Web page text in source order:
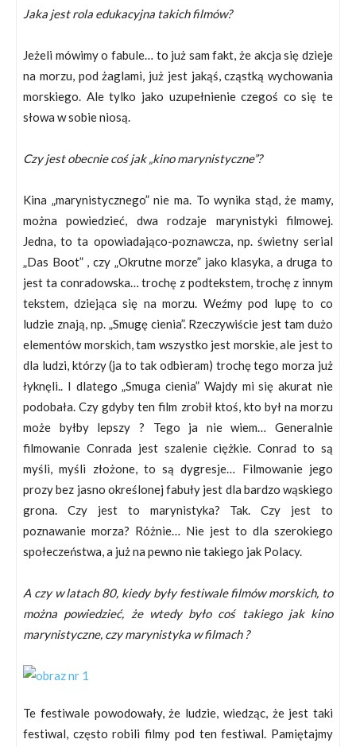
Jaka jest rola edukacyjna takich filmów?
Jeżeli mówimy o fabule… to już sam fakt, że akcja się dzieje
na morzu, pod żaglami, już jest jakąś, cząstką wychowania
morskiego. Ale tylko jako uzupełnienie czegoś co się te
słowa w sobie niosą.
Czy jest obecnie coś jak „kino marynistyczne”?
Kina „marynistycznego” nie ma. To wynika stąd, że mamy,
można powiedzieć, dwa rodzaje marynistyki filmowej.
Jedna, to ta opowiadająco-poznawcza, np. świetny serial
„Das Boot” , czy „Okrutne morze” jako klasyka, a druga to
jest ta conradowska… trochę z podtekstem, trochę z innym
tekstem, dziejąca się na morzu. Weźmy pod lupę to co
ludzie znają, np. „Smugę cienia”. Rzeczywiście jest tam dużo
elementów morskich, tam wszystko jest morskie, ale jest to
dla ludzi, którzy (ja to tak odbieram) trochę tego morza już
łyknęli.. I dlatego „Smuga cienia” Wajdy mi się akurat nie
podobała. Czy gdyby ten film zrobił ktoś, kto był na morzu
może byłby lepszy ? Tego ja nie wiem… Generalnie
filmowanie Conrada jest szalenie ciężkie. Conrad to są
myśli, myśli złożone, to są dygresje… Filmowanie jego
prozy bez jasno określonej fabuły jest dla bardzo wąskiego
grona. Czy jest to marynistyka? Tak. Czy jest to
poznawanie morza? Różnie… Nie jest to dla szerokiego
społeczeństwa, a już na pewno nie takiego jak Polacy.
A czy w latach 80, kiedy były festiwale filmów morskich, to
można powiedzieć, że wtedy było coś takiego jak kino
marynistyczne, czy marynistyka w filmach ?
Te festiwale powodowały, że ludzie, wiedząc, że jest taki
festiwal, często robili filmy pod ten festiwal. Pamiętajmy